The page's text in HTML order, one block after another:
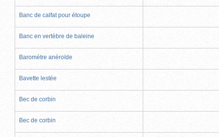
Banc de calfat pour étoupe
Banc en vertèbre de baleine
Baromètre anéroïde
Bavette lestée
Bec de corbin
Bec de corbin